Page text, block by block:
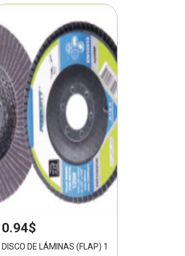
0.94$
DISCO DE LÁMINAS (FLAP) 100#